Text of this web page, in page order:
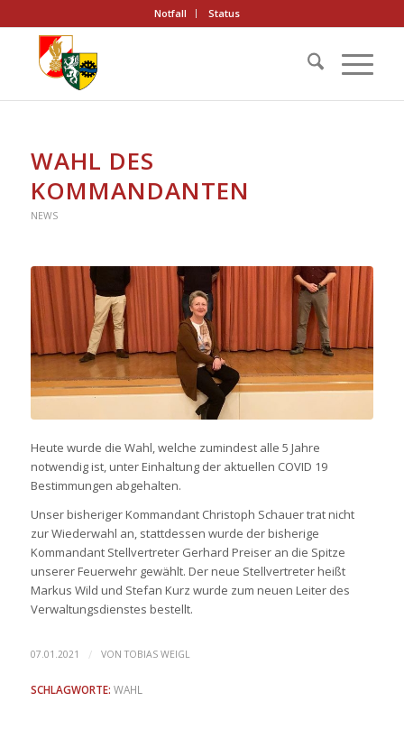
Notfall Status
WAHL DES
KOMMANDANTEN
NEWS
Heute wurde die Wahl, welche zumindest alle 5 Jahre
notwendig ist, unter Einhaltung der aktuellen COVID 19
Bestimmungen abgehalten.
Unser bisheriger Kommandant Christoph Schauer trat nicht
zur Wiederwahl an, stattdessen wurde der bisherige
Kommandant Stellvertreter Gerhard Preiser an die Spitze
unserer Feuerwehr gewählt. Der neue Stellvertreter heißt
Markus Wild und Stefan Kurz wurde zum neuen Leiter des
Verwaltungsdienstes bestellt.
07.01.2021 / VONTOBIAS WEIGL
SCHLAGWORTE: WAHL